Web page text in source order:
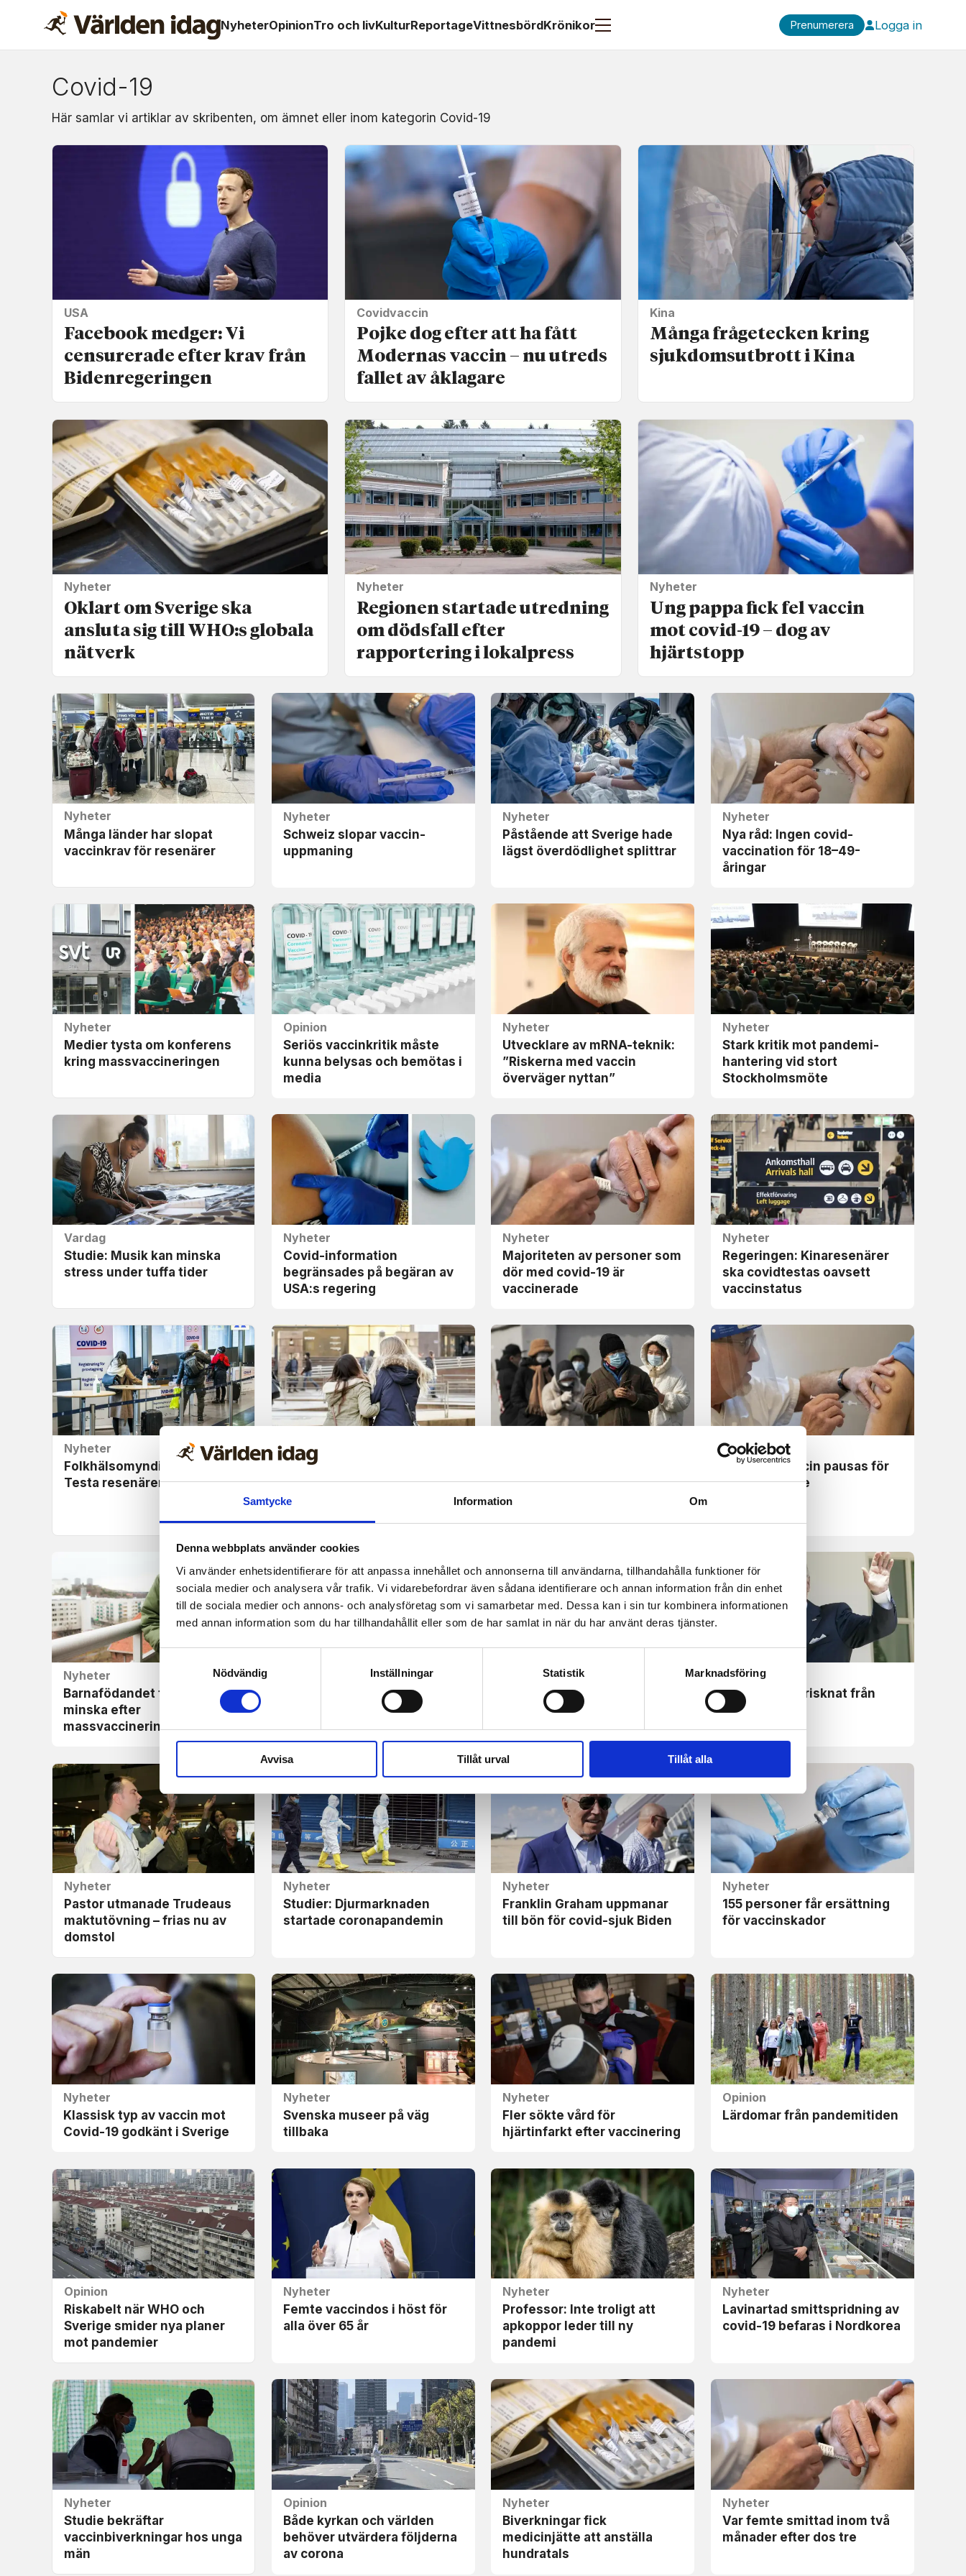
Samtycke Information Om
Denna webbplats använder cookies
Vi använder enhetsidentifierare för att anpassa innehållet och annonserna till användarna, tillhandahålla funktioner för
sociala medier och analysera vår trafik. Vi vidarebefordrar även sådana identifierare och annan information från din enhet
till de sociala medier och annons- och analysföretag som vi samarbetar med. Dessa kan i sin tur kombinera informationen
med annan information som du har tillhandahållit eller som de har samlat in när du har använt deras tjänster.
Samtyckesval
Nödvändig
Inställningar Statistik Marknadsföring
Avvisa Tillåt urval Tillåt alla
NyheterOpinionTro och livKulturReportageVittnesbördKrönikor Prenumerera Logga in
Om:
covid-
Covid-19
Här samlar vi artiklar av skribenten, om ämnet eller inom kategorin Covid-19
USA
Facebook medger: Vi
censurerade efter krav från
Biden­regeringen
Covidvaccin
Pojke dog efter att ha fått
Modernas vaccin – nu utreds
fallet av åklagare
Kina
Många frågetecken kring
sjukdoms­utbrott i Kina
Nyheter
Oklart om Sverige ska
ansluta sig till WHO:s globala
nätverk
Nyheter
Regionen startade utredning
om dödsfall efter
rapportering i lokalpress
Nyheter
Ung pappa fick fel vaccin
mot covid-19 – dog av
hjärtstopp
Nyheter
Många länder har slopat
vaccinkrav för resenärer
Nyheter
Schweiz slopar vaccin-
uppmaning
Nyheter
Påstående att Sverige hade
lägst överdödlighet splittrar
Nyheter
Nya råd: Ingen covid-
vaccination för 18–49-
åringar
Nyheter
Medier tysta om konferens
kring massvaccineringen
Opinion
Seriös vaccinkritik måste
kunna belysas och bemötas i
media
Nyheter
Utvecklare av mRNA-teknik:
”Riskerna med vaccin
överväger nyttan”
Nyheter
Stark kritik mot pandemi-
hantering vid stort
Stockholmsmöte
Vardag
Studie: Musik kan minska
stress under tuffa tider
Nyheter
Covid-information
begränsades på begäran av
USA:s regering
Nyheter
Majoriteten av personer som
dör med covid-19 är
vaccinerade
Nyheter
Regeringen: Kinaresenärer
ska covidtestas oavsett
vaccinstatus
Nyheter
Folkhälsomyndigheten:
Testa resenärer från Kina
Nyheter
Norsk studie:
Mensrubbningar hos unga
ökade efter covid-
lättar på vissa restriktioner
Nyheter
Covid 19-vaccin pausas för
unga i Sverige
Nyheter
Barnafödandet fortsätter att
minska efter
massvaccinering
Forskare: Vaccin mot covid
gör mer skada än nytta för
unga
Nyheter
Ovaccinerad tennisstjärna
åter portad från stor tävling
Nyheter
Biden har tillfrisknat från
covid-19
Nyheter
Pastor utmanade Trudeaus
maktutövning – frias nu av
domstol
Nyheter
Studier: Djurmarknaden
startade coronapandemin
Nyheter
Franklin Graham uppmanar
till bön för covid-sjuk Biden
Nyheter
155 personer får ersättning
för vaccinskador
Nyheter
Klassisk typ av vaccin mot
Covid-19 godkänt i Sverige
Nyheter
Svenska museer på väg
tillbaka
Nyheter
Fler sökte vård för
hjärtinfarkt efter vaccinering
Opinion
Lärdomar från pandemitiden
Opinion
Riskabelt när WHO och
Sverige smider nya planer
mot pandemier
Nyheter
Femte vaccindos i höst för
alla över 65 år
Nyheter
Professor: Inte troligt att
apkoppor leder till ny
pandemi
Nyheter
Lavinartad smittspridning av
covid-19 befaras i Nordkorea
Nyheter
Studie bekräftar
vaccinbiverkningar hos unga
män
Opinion
Både kyrkan och världen
behöver utvärdera följderna
av corona
Nyheter
Biverkningar fick
medicinjätte att anställa
hundratals
Nyheter
Var femte smittad inom två
månader efter dos tre